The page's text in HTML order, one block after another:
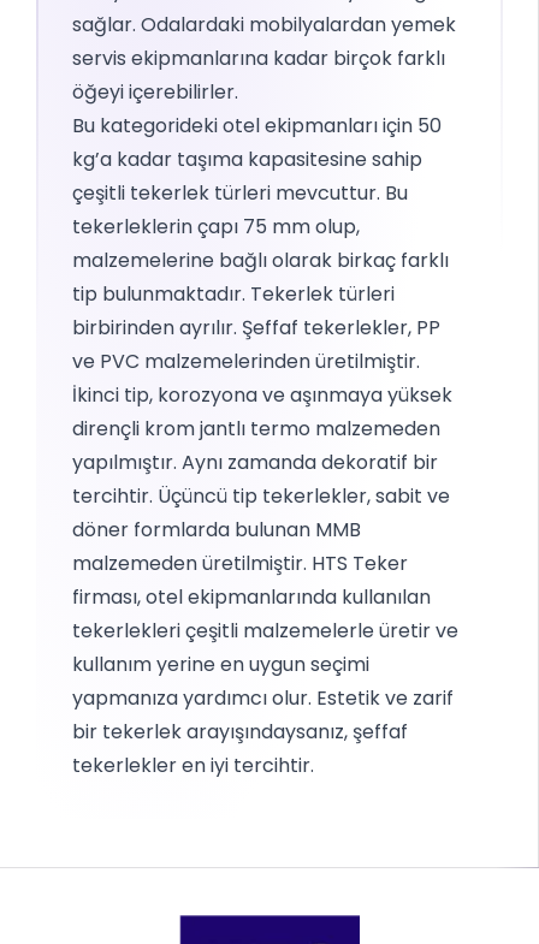
sağlar. Odalardaki mobilyalardan yemek
servis ekipmanlarına kadar birçok farklı
öğeyi içerebilirler.
Bu kategorideki otel ekipmanları için 50
kg’a kadar taşıma kapasitesine sahip
çeşitli tekerlek türleri mevcuttur. Bu
tekerleklerin çapı 75 mm olup,
malzemelerine bağlı olarak birkaç farklı
tip bulunmaktadır. Tekerlek türleri
birbirinden ayrılır. Şeffaf tekerlekler, PP
ve PVC malzemelerinden üretilmiştir.
İkinci tip, korozyona ve aşınmaya yüksek
dirençli krom jantlı termo malzemeden
yapılmıştır. Aynı zamanda dekoratif bir
tercihtir. Üçüncü tip tekerlekler, sabit ve
döner formlarda bulunan MMB
malzemeden üretilmiştir. HTS Teker
firması, otel ekipmanlarında kullanılan
tekerlekleri çeşitli malzemelerle üretir ve
kullanım yerine en uygun seçimi
yapmanıza yardımcı olur. Estetik ve zarif
bir tekerlek arayışındaysanız, şeffaf
tekerlekler en iyi tercihtir.